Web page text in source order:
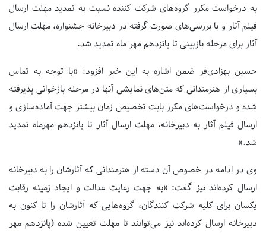
به درخواست مکرر گروه‌های شرکت کننده نسبت به تمدید مهلت ارسال
فیلم آثار و با بررسی‌های صورت گرفته در دبیرخانه جشنواره، مهلت ارسال
آثار برای مرحله بازبینی تا پانزدهم مهر ماه تمدید شد.
حسین بهزادی‌فر ضمن اشاره به این خبر افزود: «با توجه به تماس‌
بسیاری از هنرمندانی که متن‌های نمایشی آنها در مرحله بازخوانی پذیرفته
شده و درخواست‌های مکرر بابت تخصیص زمان بیشتر جهت آماده‌سازی و
ارسال فیلم آثار به دبیرخانه، مهلت ارسال آثار تا پانزدهم مهرماه تمدید
شد.»
وی در ادامه در خصوص آن دسته از هنرمندانی که آثارشان را به دبیرخانه
ارسال کرده‌اند نیز گفت: «به جهت رعایت عدالت و ایجاد زمینه رقابت
یکسان برای کلیه شرکت کنندگان، گروه‌هایی که آثارشان را تا کنون به
دبیرخانه ارسال کرده‌اند نیز می‌توانند تا مهلت تعیین شده (پانزدهم مهر